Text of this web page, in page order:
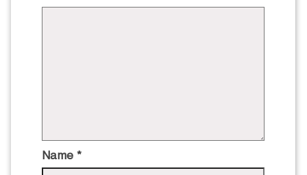
Name *